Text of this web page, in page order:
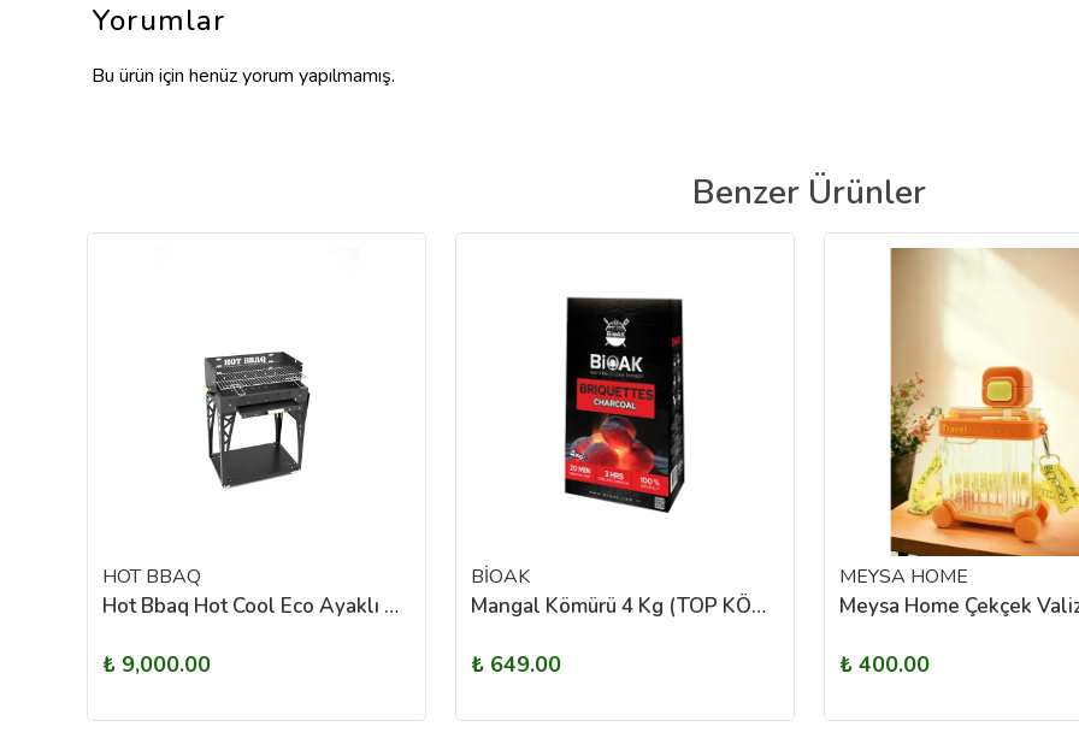
Yorumlar
Bu ürün için henüz yorum yapılmamış.
Benzer Ürünler
HOT BBAQ
Hot Bbaq Hot Cool Eco Ayaklı Mangal Kömürlü
₺ 9,000.00
BİOAK
Mangal Kömürü 4 Kg (TOP KÖMÜR)
₺ 649.00
MEYSA HOME
₺ 400.00